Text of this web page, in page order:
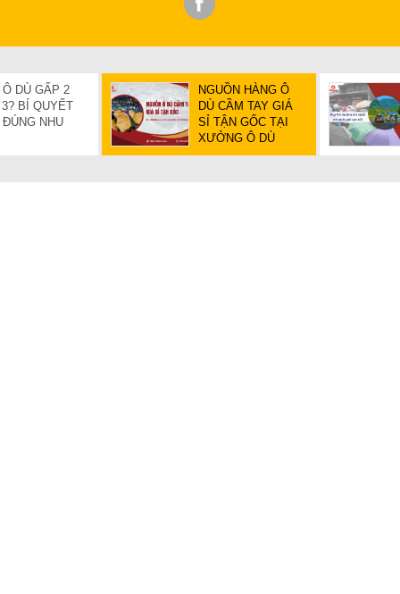
DÙ GẤP 2
BÍ QUYẾT
ĐÚNG NHU
NGUỒN HÀNG Ô
DÙ CẦM TAY GIÁ
SỈ TẬN GỐC TẠI
XƯỞNG Ô DÙ
MITHANCO